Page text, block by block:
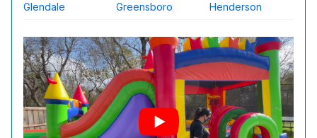
Glendale
Greensboro Henderson